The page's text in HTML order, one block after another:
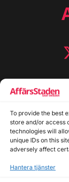
To provide the best
store and/or access
technologies will
unique IDs on this
adversely affect
Hantera tjänster